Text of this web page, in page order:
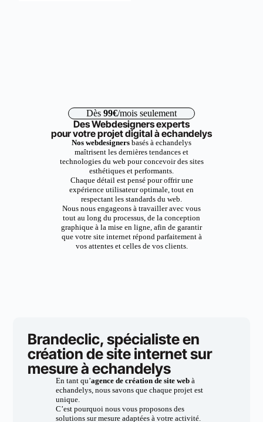
Dès 99€/mois seulement
Des Webdesigners experts
pour votre projet digital à echandelys
Nos webdesigners basés à echandelys
maîtrisent les dernières tendances et
technologies du web pour concevoir des sites
esthétiques et performants.
Chaque détail est pensé pour offrir une
expérience utilisateur optimale, tout en
respectant les standards du web.
Nous nous engageons à travailler avec vous
tout au long du processus, de la conception
graphique à la mise en ligne, afin de garantir
que votre site internet répond parfaitement à
vos attentes et celles de vos clients.
Brandeclic, spécialiste en
création de site internet sur
mesure à echandelys
En tant qu’agence de création de site webà
echandelys, nous savons que chaque projet est
unique.
C’est pourquoi nous vous proposons des
solutions sur mesure adaptées à votre activité.